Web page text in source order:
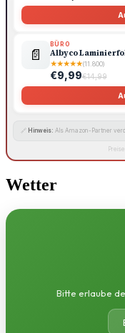
📄
BÜRO
Albyco
★★★★★(11.800)
€9,99€14,99
🔗 Hinweis: Als Amazon-Partner
Wetter
Bitte erlaube